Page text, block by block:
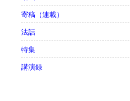
寄稿（連載）
法話
特集
講演録